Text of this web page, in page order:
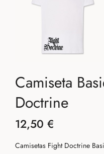
Camiseta
Doctrine
12,50 €
Camisetas Fight Doctrine